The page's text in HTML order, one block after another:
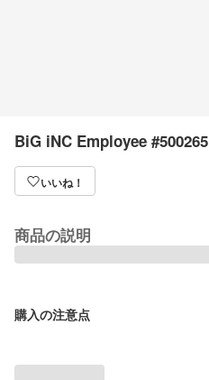
BiG iNC Employee #500265
いいね！
商品の説明
購入の注意点